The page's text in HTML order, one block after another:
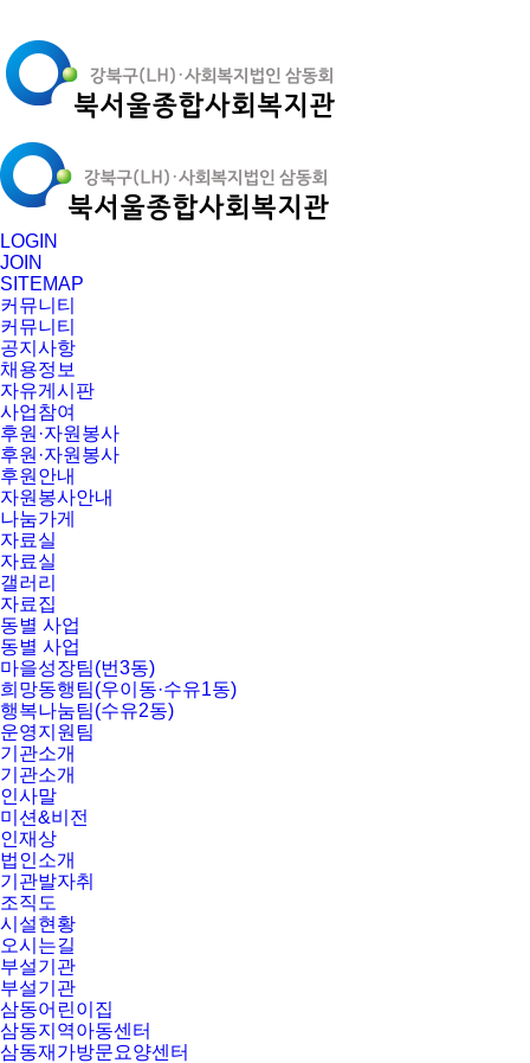
LOGIN
JOIN
SITEMAP
커뮤니티
커뮤니티
공지사항
채용정보
자유게시판
사업참여
후원·자원봉사
후원·자원봉사
후원안내
자원봉사안내
나눔가게
자료실
자료실
갤러리
자료집
동별 사업
동별 사업
마을성장팀(번3동)
희망동행팀(우이동·수유1동)
행복나눔팀(수유2동)
운영지원팀
기관소개
기관소개
인사말
미션&비전
인재상
법인소개
기관발자취
조직도
시설현황
오시는길
부설기관
부설기관
삼동어린이집
삼동지역아동센터
삼동재가방문요양센터